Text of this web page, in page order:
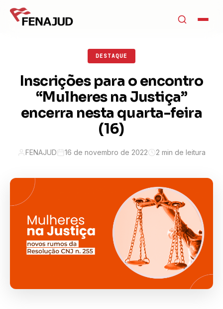
DESTAQUE
Inscrições para o encontro
“Mulheres na Justiça”
encerra nesta quarta-feira
(16)
FENAJUD 16 de novembro de 2022 2 min de leitura